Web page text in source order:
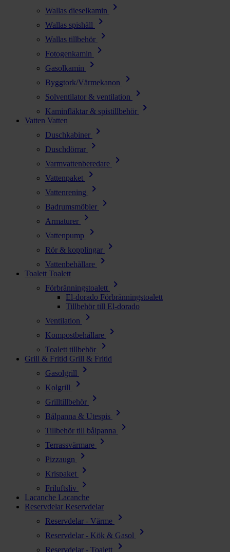
Wallas dieselkamin
chevron_right
Wallas spishäll chevron_right
Wallas tillbehör chevron_right
Fotogenkamin chevron_right
Gasolkamin chevron_right
Byggtork/Värmekanon chevron_right
Solventilator & ventilation chevron_right
Kaminfläktar & spistillbehör chevron_right
Vatten Vatten
Duschkabiner
chevron_right
Duschdörrar chevron_right
Varmvattenberedare chevron_right
Vattenpaket chevron_right
Vattenrening chevron_right
Badrumsmöbler chevron_right
Armaturer chevron_right
Vattenpump chevron_right
Rör & kopplingar chevron_right
Vattenbehållare chevron_right
Toalett Toalett
Förbränningstoalett
chevron_right
El-dorado Förbränningstoalett
Tillbehör till El-dorado
Ventilation
chevron_right
Kompostbehållare chevron_right
Toalett tillbehör chevron_right
Grill & Fritid Grill & Fritid
Gasolgrill
chevron_right
Kolgrill chevron_right
Grilltillbehör chevron_right
Bålpanna & Utespis chevron_right
Tillbehör till bålpanna chevron_right
Terrassvärmare chevron_right
Pizzaugn chevron_right
Krispaket chevron_right
Friluftsliv chevron_right
Lacanche Lacanche
Reservdelar Reservdelar
Reservdelar - Värme
chevron_right
Reservdelar - Kök & Gasol chevron_right
Reservdelar - Toalett chevron_right